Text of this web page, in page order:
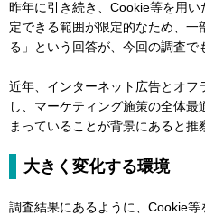
昨年に引き続き、Cookie等を用
定できる範囲が限定的なため、
る」という回答が、今回の調査で
近年、インターネット広告とオ
し、マーケティング施策の全体
まっていることが背景にあると推
大きく変化する環境
調査結果にあるように、Cookie